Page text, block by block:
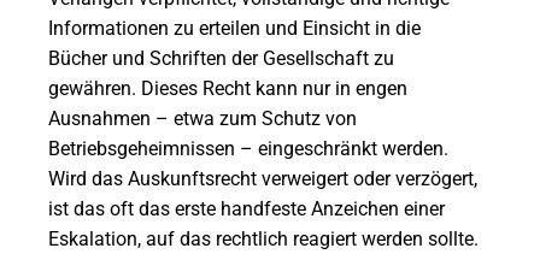
Informationen zu erteilen und Einsicht in die
Bücher und Schriften der Gesellschaft zu
gewähren. Dieses Recht kann nur in engen
Ausnahmen – etwa zum Schutz von
Betriebsgeheimnissen – eingeschränkt werden.
Wird das Auskunftsrecht verweigert oder verzögert,
ist das oft das erste handfeste Anzeichen einer
Eskalation, auf das rechtlich reagiert werden sollte.